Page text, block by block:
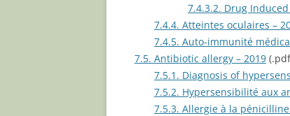
7.4.3.2. Drug
7.4.4. Atteintes oculaires –
7.4.5. Auto-immunité
7.5. Antibiotic allergy – 2019
7.5.1. Diagnosis of
7.5.2. Hypersensibilité aux
7.5.3. Allergie à la